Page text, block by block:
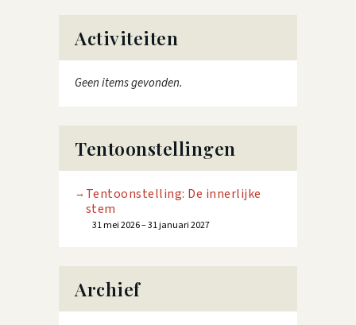
Activiteiten
Geen items gevonden.
Tentoonstellingen
Tentoonstelling: De innerlijke
stem
31 mei 2026 – 31 januari 2027
Archief